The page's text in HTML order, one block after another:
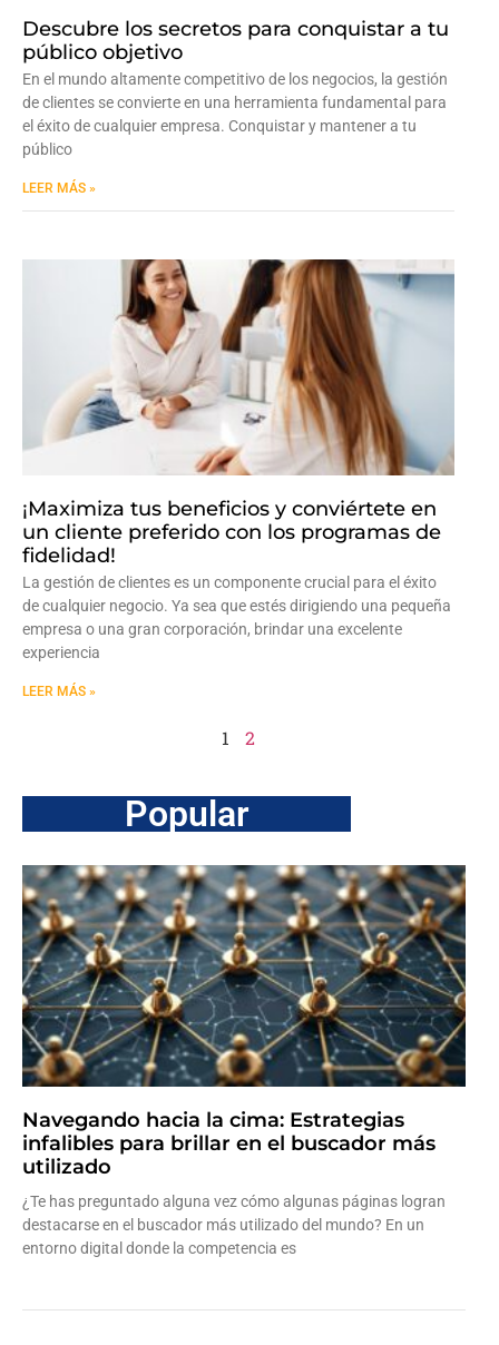
Descubre los secretos para conquistar a tu
público objetivo
En el mundo altamente competitivo de los negocios, la gestión
de clientes se convierte en una herramienta fundamental para
el éxito de cualquier empresa. Conquistar y mantener a tu
público
LEER MÁS »
¡Maximiza tus beneficios y conviértete en
un cliente preferido con los programas de
fidelidad!
La gestión de clientes es un componente crucial para el éxito
de cualquier negocio. Ya sea que estés dirigiendo una pequeña
empresa o una gran corporación, brindar una excelente
experiencia
LEER MÁS »
1 2
Popular
Navegando hacia la cima: Estrategias
infalibles para brillar en el buscador más
utilizado
¿Te has preguntado alguna vez cómo algunas páginas logran
destacarse en el buscador más utilizado del mundo? En un
entorno digital donde la competencia es